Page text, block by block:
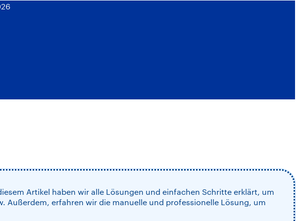
Artikel haben wir alle Lösungen und einfachen Schritte erklärt, um
Außerdem, erfahren wir die manuelle und professionelle Lösung, um